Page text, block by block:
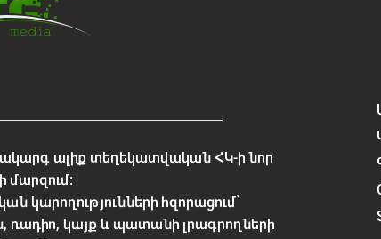
ալիք տեղեկատվական ՀԿ-ի նոր
մարզում:
կարողությունների հզորացում՝
ռադիո, կայք և պատանի լրագրողների